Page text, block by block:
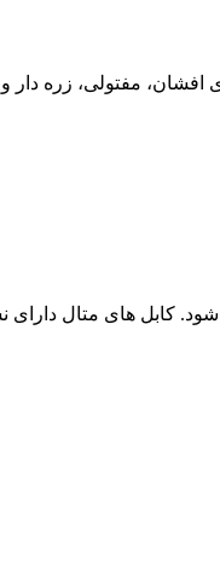
افشان، مفتولی، زره
های متال دارای نشان